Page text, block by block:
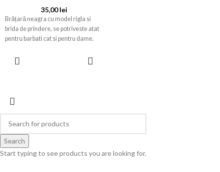
35,00lei
Brățară neagra cu model rigla si
brida de prindere, se potriveste atat
pentru barbati cat si pentru dame.
Search
Start typing to see products you are looking for.